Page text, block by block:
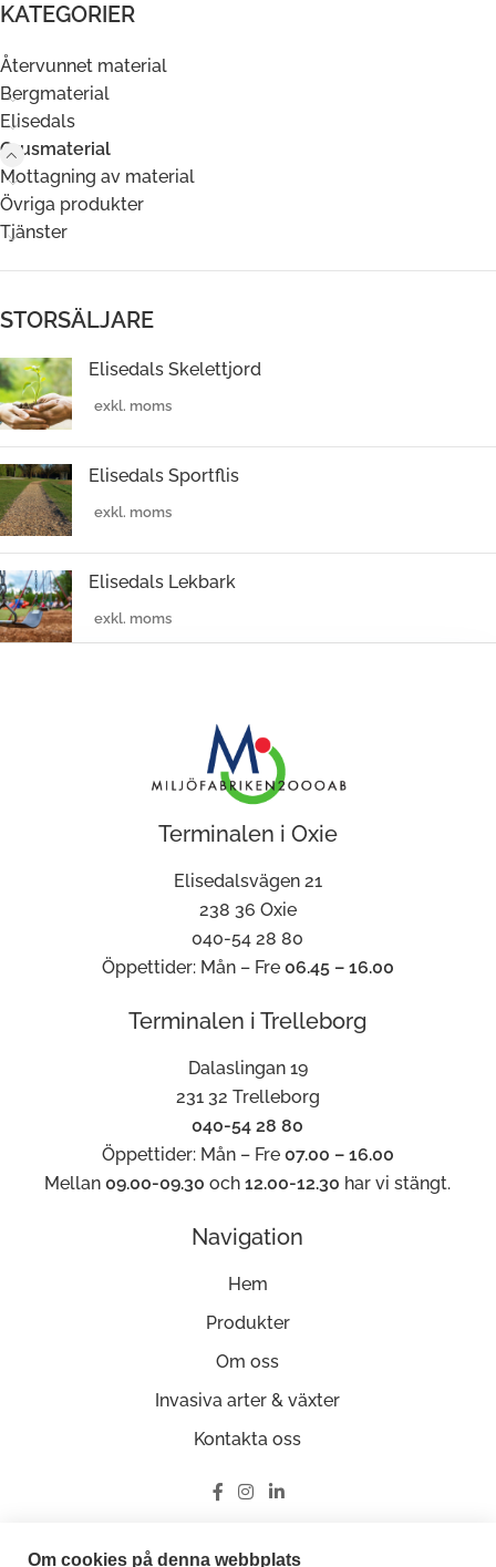
KATEGORIER
Återvunnet material
Bergmaterial
Elisedals
Grusmaterial
Mottagning av material
Övriga produkter
Tjänster
STORSÄLJARE
Elisedals Skelettjord
Elisedals Sportflis
Elisedals Lekbark
Terminalen i Oxie
Elisedalsvägen 21
238 36 Oxie
040-54 28 80
Öppettider: Mån – Fre 06.45 – 16.00
Terminalen i Trelleborg
Dalaslingan 19
231 32 Trelleborg
040-54 28 80
Öppettider: Mån – Fre 07.00 – 16.00
Mellan09.00-09.30 och12.00-12.30 har vi stängt.
Navigation
Hem
Produkter
Om oss
Invasiva arter & växter
Kontakta oss
Ge oss en recension på Google
Om cookies på denna webbplats